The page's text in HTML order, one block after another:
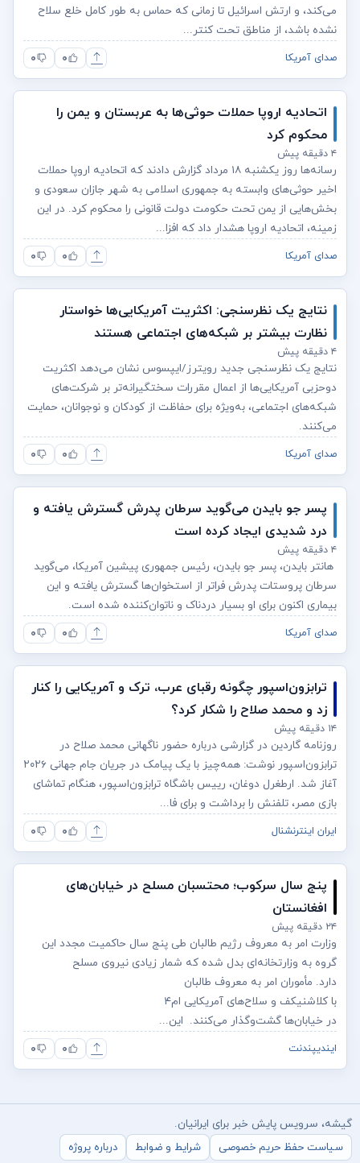
می‌کند، و ارتش اسرائیل تا زمانی که حماس به طور کامل خلع سلاح
نشده باشد، از مناطق تحت کنتر...
صدای آمریکا ۰ ۰
اتحادیه اروپا حملات حوثی‌ها به عربستان و یمن را
محکوم کرد
۴ دقیقه پیش
رسانه‌ها روز یکشنبه ۱۸ مرداد گزارش دادند که اتحادیه اروپا حملات
اخیر حوثی‌های وابسته به جمهوری اسلامی به شهر جازان سعودی و
بخش‌هایی از یمن تحت حکومت دولت قانونی را محکوم کرد. در این
زمینه، اتحادیه اروپا هشدار داد که افزا...
صدای آمریکا ۰ ۰
نتایج یک نظرسنجی: اکثریت آمریکایی‌ها خواستار
نظارت بیشتر بر شبکه‌های اجتماعی هستند
۴ دقیقه پیش
نتایج یک نظرسنجی جدید رویترز/ایپسوس نشان می‌دهد اکثریت
دوحزبی آمریکایی‌ها از اعمال مقررات سختگیرانه‌تر بر شرکت‌های
شبکه‌های اجتماعی، به‌ویژه برای حفاظت از کودکان و نوجوانان، حمایت
می‌کنند.
صدای آمریکا ۰ ۰
پسر جو بایدن می‌گوید سرطان پدرش گسترش یافته و
درد شدیدی ایجاد کرده است
۴ دقیقه پیش
هانتر بایدن، پسر جو بایدن، رئیس جمهوری پیشین آمریکا، می‌گوید
سرطان پروستات پدرش فراتر از استخوان‌ها گسترش یافته و این
بیماری اکنون برای او بسیار دردناک و ناتوان‌کننده شده است.
صدای آمریکا ۰ ۰
ترابزون‌اسپور چگونه رقبای عرب، ترک و آمریکایی را کنار
زد و محمد صلاح را شکار کرد؟
۱۴ دقیقه پیش
روزنامه گاردین در گزارشی درباره حضور ناگهانی محمد صلاح در
ترابزون‌اسپور نوشت: همه‌چیز با یک پیامک در جریان جام جهانی ۲۰۲۶
آغاز شد. ارطغرل دوغان، رییس باشگاه ترابزون‌اسپور، هنگام تماشای
بازی مصر، تلفنش را برداشت و برای فا...
ایران اینترنشنال ۰ ۰
پنج سال سرکوب؛ محتسبان مسلح در خیابان‌های
افغانستان
۲۴ دقیقه پیش
وزارت امر به معروف رژیم طالبان طی پنج سال حاکمیت مجدد این
گروه به وزارتخانه‌ای بدل شده که شمار زیادی نیروی مسلح
دارد. مأموران امر به معروف طالبان
با کلاشنیکف و سلاح‌های آمریکایی ام‌۴
در خیابان‌ها گشت‌وگذار می‌کنند. این...
ایندیپندنت ۰ ۰
گیشه، سرویس پایش خبر برای ایرانیان.
سیاست حفظ حریم خصوصی
شرایط و ضوابط درباره پروژه